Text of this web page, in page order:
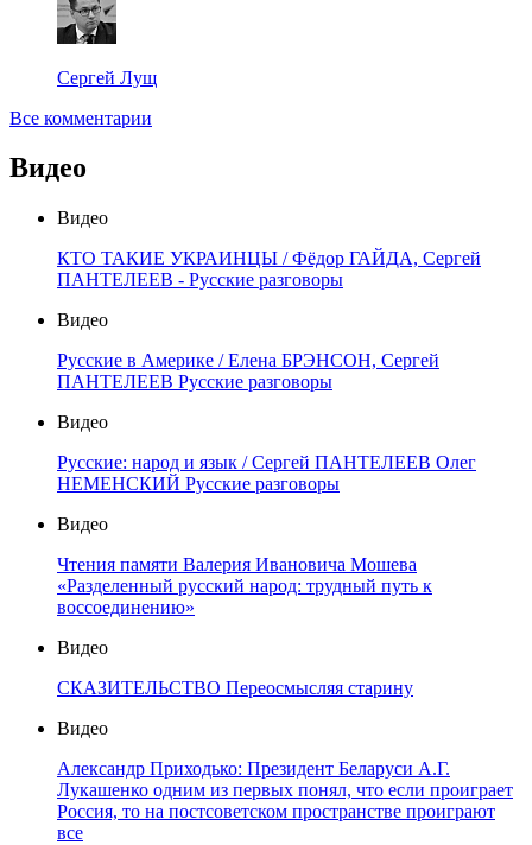
Сергей Лущ
Все комментарии
Видео
Видео
КТО ТАКИЕ УКРАИНЦЫ / Фёдор ГАЙДА, Сергей
ПАНТЕЛЕЕВ - Русские разговоры
Видео
Русские в Америке / Елена БРЭНСОН, Сергей
ПАНТЕЛЕЕВ Русские разговоры
Видео
Русские: народ и язык / Сергей ПАНТЕЛЕЕВ Олег
НЕМЕНСКИЙ Русские разговоры
Видео
Чтения памяти Валерия Ивановича Мошева
«Разделенный русский народ: трудный путь к
воссоединению»
Видео
СКАЗИТЕЛЬСТВО Переосмысляя старину
Видео
Александр Приходько: Президент Беларуси А.Г.
Лукашенко одним из первых понял, что если проиграет
Россия, то на постсоветском пространстве проиграют
все